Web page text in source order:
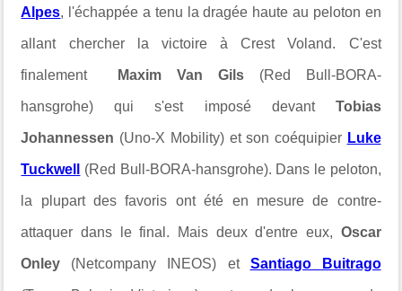
Alpes, l'échappée a tenu la dragée haute au peloton en
allant chercher la victoire àCrest Voland. C'est
finalement Maxim Van Gils(Red Bull-BORA-
hansgrohe) qui s'est imposé devant Tobias
Johannessen (Uno-X Mobility) et son coéquipier Luke
Tuckwell (Red Bull-BORA-hansgrohe). Dans le peloton,
la plupart des favoris ont été en mesure de contre-
attaquer dans le final. Mais deux d'entre eux, Oscar
Onley (Netcompany INEOS) et Santiago Buitrago